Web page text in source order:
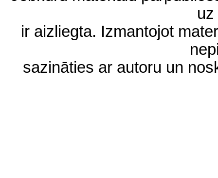
ir aizliegta. Izmantojot
sazināties ar autoru un